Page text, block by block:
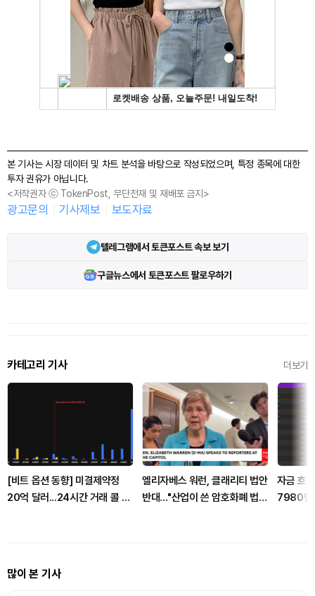
본 기사는 시장 데이터 및 차트 분석을 바탕으로 작성되었으며, 특정 종목에 대한
투자 권유가 아닙니다.
<저작권자 ⓒ TokenPost, 무단전재 및 재배포 금지>
광고문의 기사제보 보도자료
텔레그램에서 토큰포스트 속보 보기
구글뉴스에서 토큰포스트 팔로우하기
카테고리 기사 더보기
[비트 옵션 동향] 미결제약정
20억 달러...24시간 거래 콜 우
엘리자베스 워런, 클래리티 법안
반대…"산업이 쓴 암호화폐 법안
자금 흐
7980만
많이 본 기사